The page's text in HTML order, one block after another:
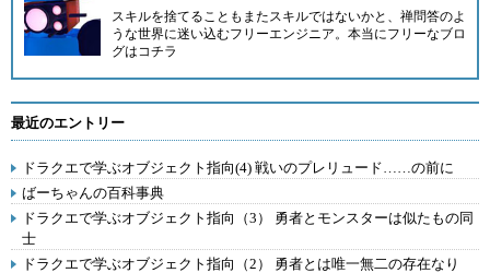
スキルを捨てることもまたスキルではないかと、禅問答のよ
うな世界に迷い込むフリーエンジニア。 本当にフリーなブロ
グはコチラ
最近のエントリー
ドラクエで学ぶオブジェクト指向(4) 戦いのプレリュード……の前に
ばーちゃんの百科事典
ドラクエで学ぶオブジェクト指向（3） 勇者とモンスターは似たもの同
士
ドラクエで学ぶオブジェクト指向（2） 勇者とは唯一無二の存在なり